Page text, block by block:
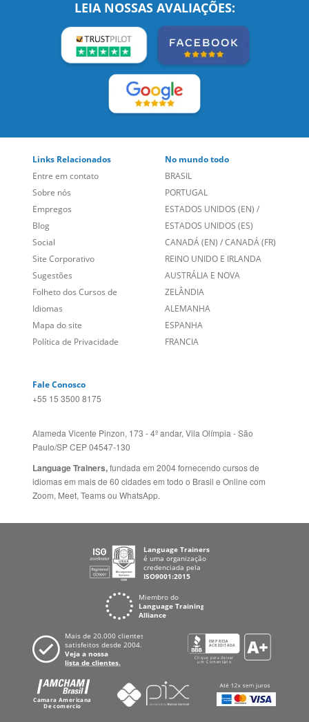
Entre em contato
Sobre nós
Empregos
Blog
Social
Site Corporativo
Sugestões
Folheto dos Cursos de
Idiomas
Mapa do site
Política de Privacidade
BRASIL
PORTUGAL
ESTADOS UNIDOS (EN)
ESTADOS UNIDOS (ES)
CANADÁ (EN)/CANADÁ (FR)
REINO UNIDO E IRLANDA
AUSTRÁLIA E NOVA
ZELÂNDIA
ALEMANHA
ESPANHA
FRANCIA
+55 15 3500 8175
Paulo/SP CEP 04547-130
Language Trainers,fundada em 2004 fornecendo cursos de
idiomas em mais de 60 cidades em todo o Brasil e Online com
Zoom, Meet, Teams ou WhatsApp.